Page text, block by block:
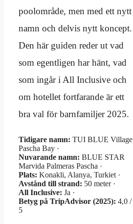
poolområde, men med ett nytt
namn och delvis nytt koncept.
Den här guiden reder ut vad
som egentligen har hänt, vad
som ingår i All Inclusive och
om hotellet fortfarande är ett
bra val för barnfamiljer 2025.
Tidigare namn: TUI BLUE Village
Pascha Bay ·
Nuvarande namn: BLUE STAR
Marvida Palmeras Pascha ·
Plats: Konakli, Alanya, Turkiet ·
Avstånd till strand: 50 meter ·
All Inclusive: Ja ·
Betyg på TripAdvisor (2025): 4,0 /
5